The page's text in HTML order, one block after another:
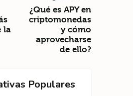
la
¿Qué es APY en
criptomonedas
y cómo
aprovecharse
de ello?
Populares